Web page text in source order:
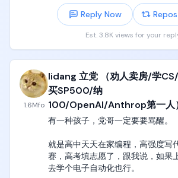
sampling这些垃圾算法里实现霸权
下的垃圾算法专用qubit电路。
我反反复复讲过一个定律，
的量子霸权，那么这件事的震惊程
3在2020年的发布，红杉的各位合
个亿的现金，上门磕头求着这个团
到时候不仅全世界所有新闻头条应
个亿的现金，上门求着他们交付一
shor算法计算机，直接预付1亿美
都可以。
Reply Now
Est. 3.8K views for your
1.6Mfo
lidang 立党 （劝人卖房/学CS/
买SP500/纳
100/OpenAI/Anthrop第一人
有一种孩子，党哥一定要要骂醒。
就是高中天天在家编程，高强度写
赛，高考填志愿了，跟我说，如果
去学个电子自动化也行。